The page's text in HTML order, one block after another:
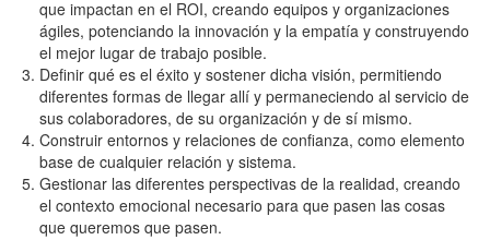
que impactan en el ROI, creando equipos y organizaciones
ágiles, potenciando la innovación y la empatía y construyendo
el mejor lugar de trabajo posible.
Definir qué es el éxito y sostener dicha visión, permitiendo
diferentes formas de llegar allí y permaneciendo al servicio de
sus colaboradores, de su organización y de sí mismo.
Construir entornos y relaciones de confianza, como elemento
base de cualquier relación y sistema.
Gestionar las diferentes perspectivas de la realidad, creando
el contexto emocional necesario para que pasen las cosas
que queremos que pasen.